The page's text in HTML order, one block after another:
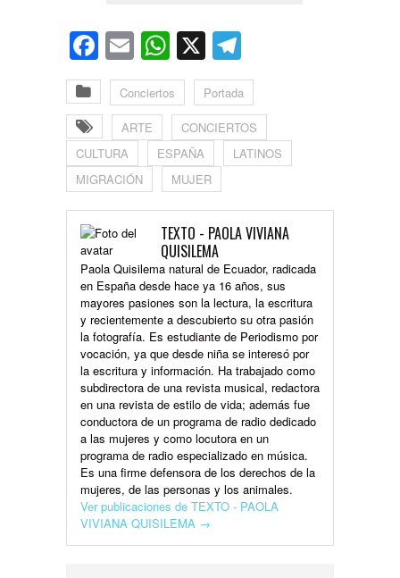
Facebook
EmailWhatsApp
X
Conciertos Portada
ARTE
CONCIERTOS
CULTURA
ESPAÑA
LATINOS
MIGRACIÓN
MUJER
TEXTO - PAOLA VIVIANA
QUISILEMA
Paola Quisilema natural de Ecuador, radicada
en España desde hace ya 16 años, sus
mayores pasiones son la lectura, la escritura
y recientemente a descubierto su otra pasión
la fotografía. Es estudiante de Periodismo por
vocación, ya que desde niña se interesó por
la escritura y información. Ha trabajado como
subdirectora de una revista musical, redactora
en una revista de estilo de vida; además fue
conductora de un programa de radio dedicado
a las mujeres y como locutora en un
programa de radio especializado en música.
Es una firme defensora de los derechos de la
mujeres, de las personas y los animales.
Ver publicaciones de TEXTO - PAOLA
VIVIANA QUISILEMA →